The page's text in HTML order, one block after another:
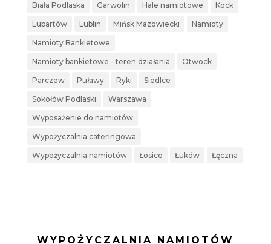
Biała Podlaska Garwolin Hale namiotowe Kock
Lubartów Lublin Mińsk Mazowiecki Namioty
Namioty Bankietowe
Namioty bankietowe - teren działania Otwock
Parczew Puławy Ryki Siedlce
Sokołów Podlaski Warszawa
Wyposażenie do namiotów
Wypożyczalnia cateringowa
Wypożyczalnia namiotów Łosice Łuków Łęczna
WYPOŻYCZALNIA NAMIOTÓW